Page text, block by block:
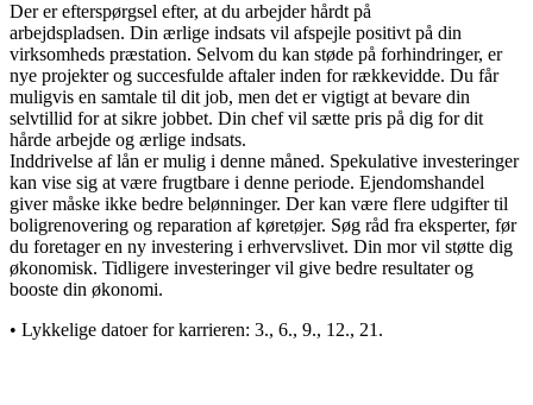
Der er efterspørgsel efter, at du arbejder hårdt på
arbejdspladsen. Din ærlige indsats vil afspejle positivt på din
virksomheds præstation. Selvom du kan støde på forhindringer, er
nye projekter og succesfulde aftaler inden for rækkevidde. Du får
muligvis en samtale til dit job, men det er vigtigt at bevare din
selvtillid for at sikre jobbet. Din chef vil sætte pris på dig for dit
hårde arbejde og ærlige indsats.
Inddrivelse af lån er mulig i denne måned. Spekulative investeringer
kan vise sig at være frugtbare i denne periode. Ejendomshandel
giver måske ikke bedre belønninger. Der kan være flere udgifter til
boligrenovering og reparation af køretøjer. Søg råd fra eksperter, før
du foretager en ny investering i erhvervslivet. Din mor vil støtte dig
økonomisk. Tidligere investeringer vil give bedre resultater og
booste din økonomi.
• Lykkelige datoer for karrieren: 3., 6., 9., 12., 21.